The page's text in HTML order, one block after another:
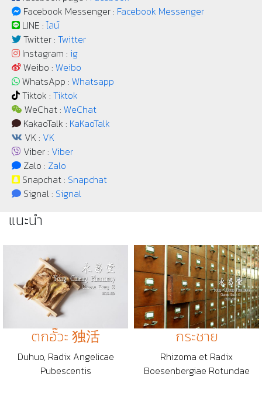
Facebook Messenger : Facebook Messenger
LINE :ไลน์
Twitter : Twitter
Instagram : ig
Weibo : Weibo
WhatsApp : Whatsapp
Tiktok : Tiktok
WeChat : WeChat
KakaoTalk : KaKaoTalk
VK : VK
Viber : Viber
Zalo : Zalo
Snapchat : Snapchat
Signal : Signal
แนะนำ
ตกอั๊วะ 独活
Duhuo, Radix Angelicae
Pubescentis
กระชาย
Rhizoma et Radix
Boesenbergiae Rotundae